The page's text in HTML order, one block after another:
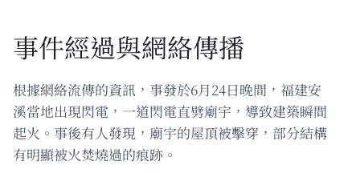
事件經過與網絡傳播
根據網絡流傳的資訊，事發於6月24日晚間，福建安
溪當地出現閃電，一道閃電直劈廟宇，導致建築瞬間
起火。事後有人發現，廟宇的屋頂被擊穿，部分結構
有明顯被火焚燒過的痕跡。